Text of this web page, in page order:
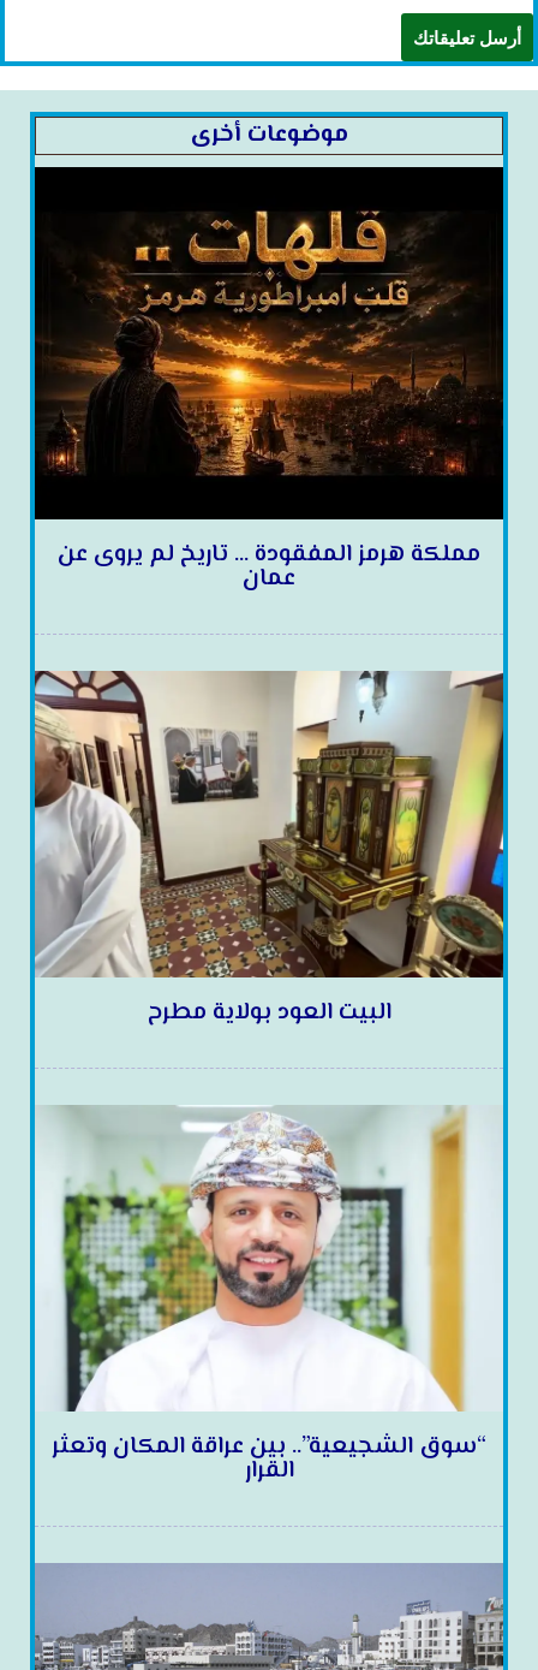
موضوعات أخرى
مملكة هرمز المفقودة … تاريخ لم يروى عن
عمان
البيت العود بولاية مطرح
“سوق الشجيعية”.. بين عراقة المكان وتعثر
القرار